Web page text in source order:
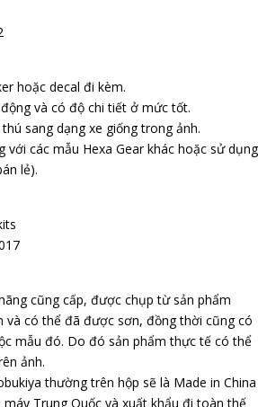
hoặc decal đi kèm.
và có độ chi tiết ở mức tốt.
sang dạng xe giống trong ảnh.
với các mẫu Hexa Gear khác hoặc sử dụng
lẻ).
cũng cấp, được chụp từ sản phẩm
và có thể đã được sơn, đồng thời cũng có
mẫu đó. Do đó sản phẩm thực tế có thể
ảnh.
thường trên hộp sẽ là Made in China
Trung Quốc và xuất khẩu đi toàn thế